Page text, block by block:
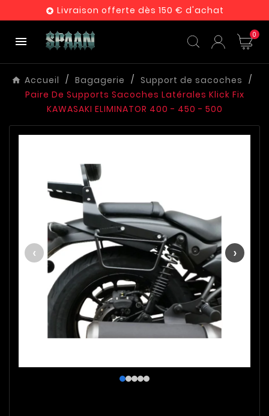
 Livraison offerte dès 150 € d'achat
 0
Accueil Bagagerie
Support de sacoches
Paire De Supports Sacoches Latérales Klick Fix
KAWASAKI ELIMINATOR 400 - 450 - 500
‹ ›